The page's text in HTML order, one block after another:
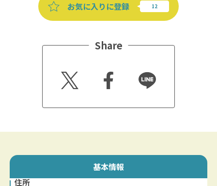
お気に入りに登録
Share
Twitt
er
Faceb
ook
Line
基本情報
住所